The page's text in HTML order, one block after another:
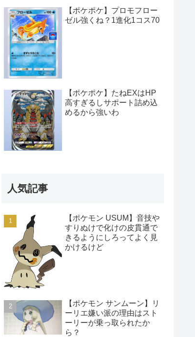
【ポケポケ】プロモフロー
ゼル強くね？1進化1コス70
【ポケポケ】たねEXはHP
高すぎるしサポート詰め込
めるから強いわ
人気記事
【ポケモン USUM】音技や
すりぬけで化けの皮貫通で
きるようにしろってよく見
かけるけど
【ポケモン サンムーン】リ
ーリエ嫌い派の理由はスト
ーリーが乗っ取られたか
ら？